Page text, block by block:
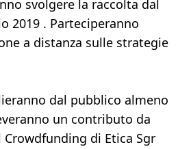
svolgere la raccolta dal
2019 . Parteciperanno
a distanza sulle strategie
dal pubblico almeno
un contributo da
di Etica Sgr